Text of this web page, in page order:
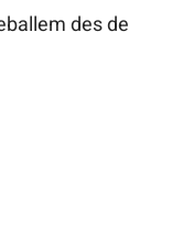
des de